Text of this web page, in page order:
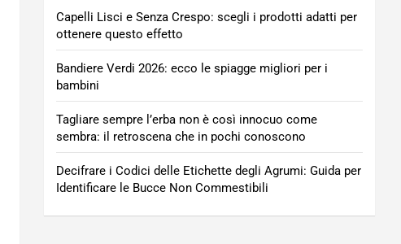
Capelli Lisci e Senza Crespo: scegli i prodotti adatti per
ottenere questo effetto
Bandiere Verdi 2026: ecco le spiagge migliori per i
bambini
Tagliare sempre l’erba non è così innocuo come
sembra: il retroscena che in pochi conoscono
Decifrare i Codici delle Etichette degli Agrumi: Guida per
Identificare le Bucce Non Commestibili